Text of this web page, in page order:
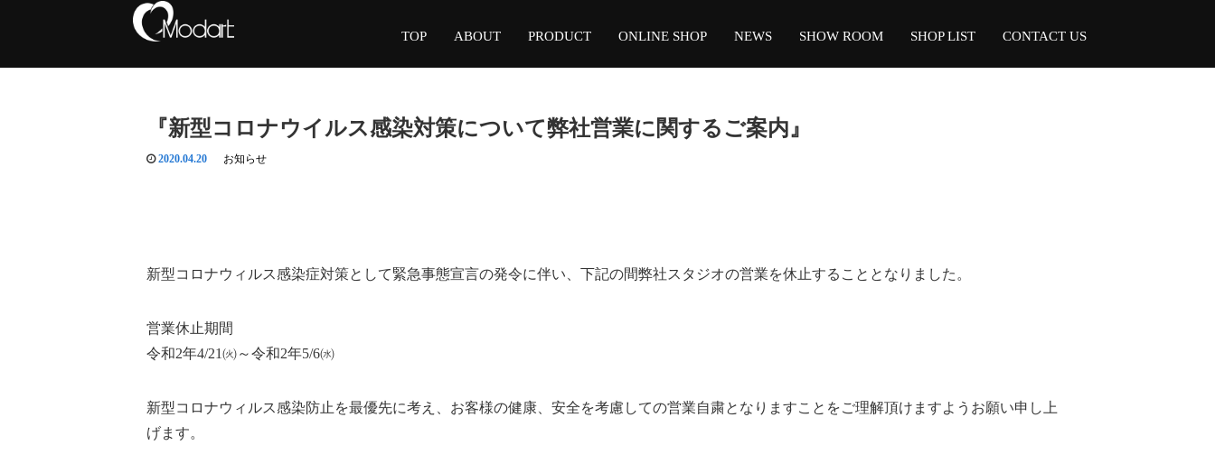
TOP ABOUT PRODUCT ONLINE SHOP NEWS SHOW ROOM SHOP LIST CONTACT US
『新型コロナウイルス感染対策について弊社営業に関するご案内』
2020.04.20 お知らせ
新型コロナウィルス感染症対策として緊急事態宣言の発令に伴い、下記の間弊社スタジオの営業を休止することとなりました。
営業休止期間
令和2年4/21㈫～令和2年5/6㈬
新型コロナウィルス感染防止を最優先に考え、お客様の健康、安全を考慮しての営業自粛となりますことをご理解頂けますようお願い申し上
げます。